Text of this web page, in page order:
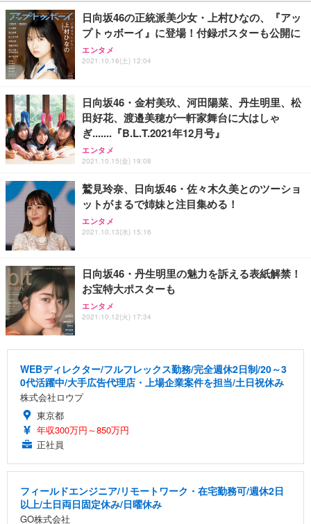
日向坂46の正統派美少女・上村ひなの、『アッ
プトゥボーイ』に登場！付録ポスターも公開に
エンタメ
2021.10.16(土) 12:04
日向坂46・金村美玖、河田陽菜、丹生明里、松
田好花、渡邉美穂が一軒家舞台に大はしゃ
ぎ.......『B.L.T.2021年12月号』
エンタメ
2021.10.15(金) 19:08
鷲見玲奈、日向坂46・佐々木久美とのツーショ
ットがまるで姉妹と注目集める！
エンタメ
2021.10.13(水) 15:16
日向坂46・丹生明里の魅力を訴える表紙解禁！
お宝特大ポスターも
エンタメ
2021.10.12(火) 17:34
WEBディレクター/フルフレックス勤務/完全週休2日制/20～3
0代活躍中/大手広告代理店・上場企業案件を担当/土日祝休み
株式会社ロウプ
東京都
年収300万円～850万円
正社員
フィールドエンジニア/リモートワーク・在宅勤務可/週休2日
以上/土日両日固定休み/日曜休み
GO株式会社